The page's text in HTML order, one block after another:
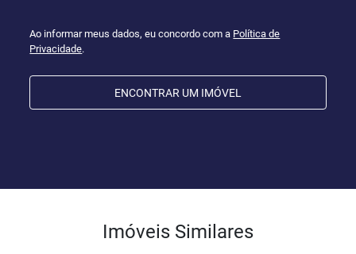
Ao informar meus dados, eu concordo com a Política de
Privacidade.
ENCONTRAR UM IMÓVEL
Imóveis Similares